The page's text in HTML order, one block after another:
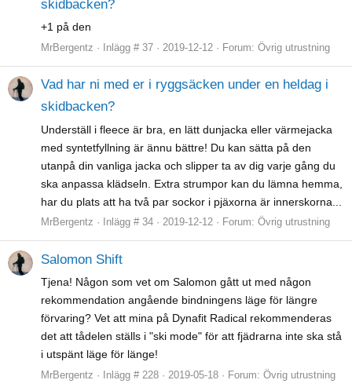
skidbacken?
+1 på den
MrBergentz Inlägg # 37 2019-12-12 Forum: Övrig utrustning
Vad har ni med er i ryggsäcken under en heldag i
skidbacken?
Underställ i fleece är bra, en lätt dunjacka eller värmejacka
med syntetfyllning är ännu bättre! Du kan sätta på den
utanpå din vanliga jacka och slipper ta av dig varje gång du
ska anpassa klädseln. Extra strumpor kan du lämna hemma,
har du plats att ha två par sockor i pjäxorna är innerskorna...
MrBergentz Inlägg # 34 2019-12-12 Forum: Övrig utrustning
Salomon Shift
Tjena! Någon som vet om Salomon gått ut med någon
rekommendation angående bindningens läge för längre
förvaring? Vet att mina på Dynafit Radical rekommenderas
det att tådelen ställs i "ski mode" för att fjädrarna inte ska stå
i utspänt läge för länge!
MrBergentz Inlägg # 228 2019-05-18 Forum: Övrig utrustning